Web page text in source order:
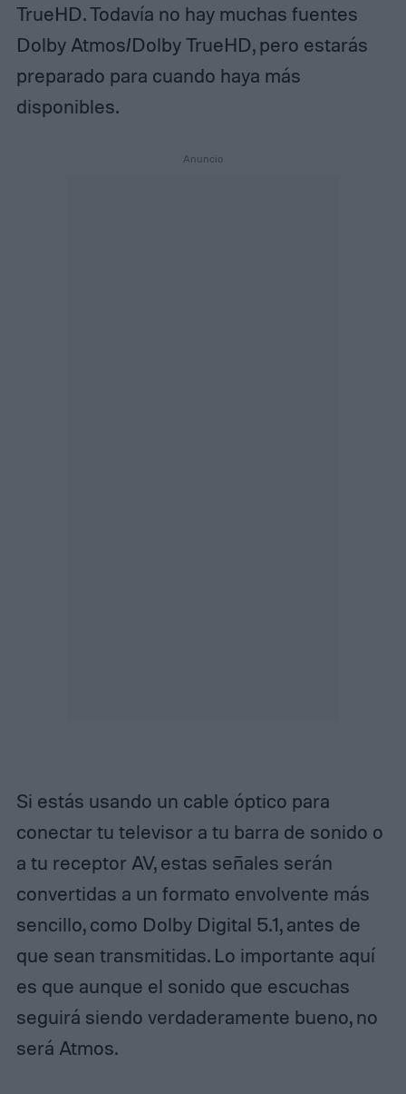
TrueHD. Todavía no hay muchas fuentes
Dolby Atmos/Dolby TrueHD, pero estarás
preparado para cuando haya más
disponibles.
Si estás usando un cable óptico para
conectar tu televisor a tu barra de sonido o
a tu receptor AV, estas señales serán
convertidas a un formato envolvente más
sencillo, como Dolby Digital 5.1, antes de
que sean transmitidas. Lo importante aquí
es que aunque el sonido que escuchas
seguirá siendo verdaderamente bueno, no
será Atmos.